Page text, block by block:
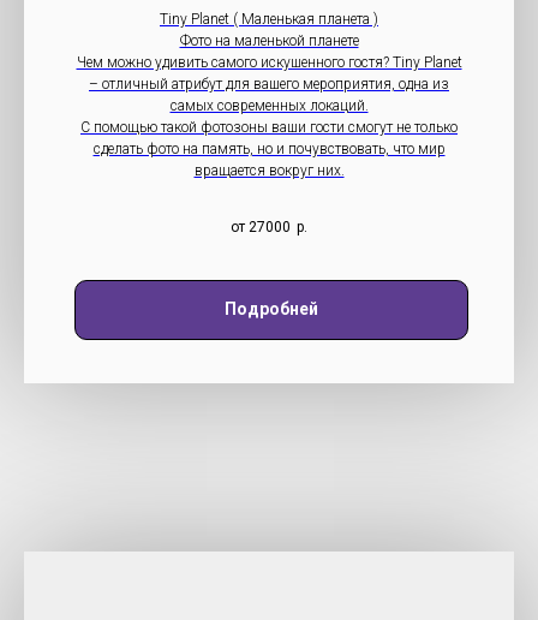
Tiny Planet ( Маленькая планета )
Фото на маленькой планете
Чем можно удивить самого искушенного гостя? Tiny Planet
– отличный атрибут для вашего мероприятия, одна из
самых современных локаций.
С помощью такой фотозоны ваши гости смогут не только
сделать фото на память, но и почувствовать, что мир
вращается вокруг них.
от 27000 р.
Подробней